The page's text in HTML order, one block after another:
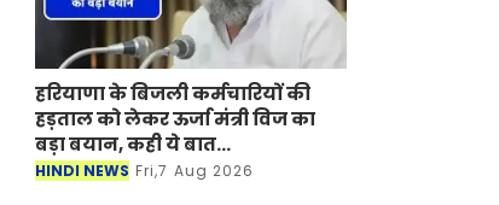
हरियाणा के बिजली कर्मचारियों की
हड़ताल को लेकर ऊर्जा मंत्री विज का
बड़ा बयान, कही ये बात...
HINDI NEWS Fri,7 Aug 2026